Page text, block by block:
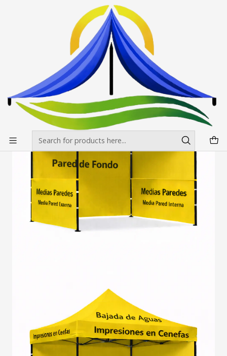
Envíos gratis desde $500.000 en Santiago
Impresiones
Ubicacion de Impresiónes para Toldos MUESTRA